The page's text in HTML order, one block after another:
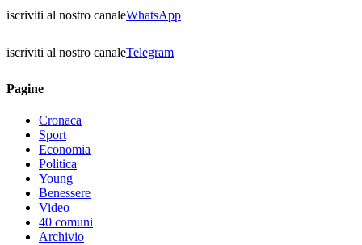
iscriviti al nostro canaleWhatsApp
iscriviti al nostro canaleTelegram
Pagine
Cronaca
Sport
Economia
Politica
Young
Benessere
Video
40 comuni
Archivio